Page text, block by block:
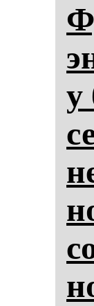
у